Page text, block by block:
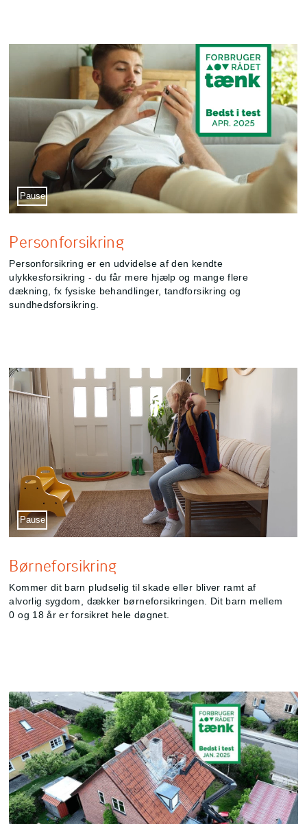
Pause
Sæt video på pause
Personforsikring
Personforsikring er en udvidelse af den kendte
ulykkesforsikring - du får mere hjælp og mange flere
dækning, fx fysiske behandlinger, tandforsikring og
sundhedsforsikring.
PauseSæt video på pause
Børneforsikring
Kommer dit barn pludselig til skade eller bliver ramt af
alvorlig sygdom, dækker børneforsikringen. Dit barn mellem
0 og 18 år er forsikret hele døgnet.